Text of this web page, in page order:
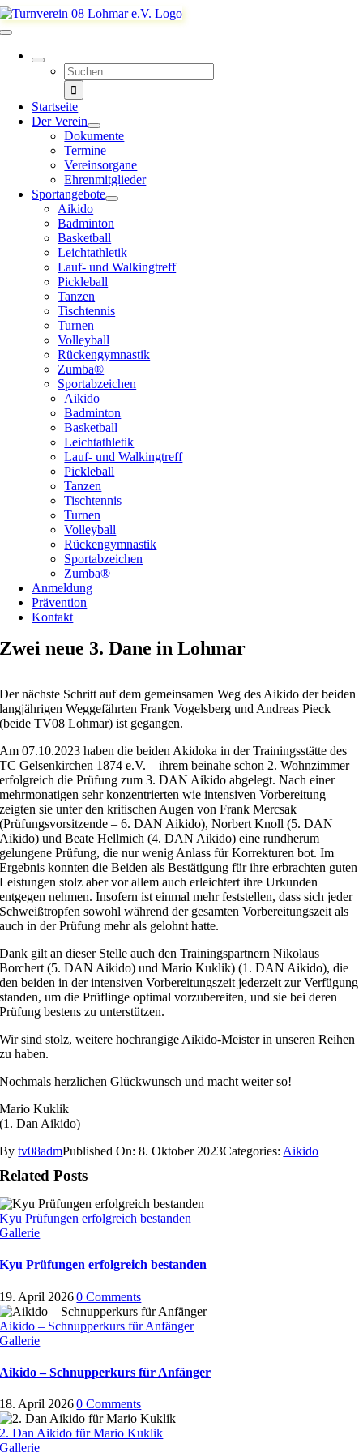
Zum
Inhalt
Toggle
Suche
nach:
Startseite
Der Verein
Dokumente
Termine
Vereinsorgane
Ehrenmitglieder
Sportangebote
Aikido
Badminton
Basketball
Leichtathletik
Lauf- und Walkingtreff
Pickleball
Tanzen
Tischtennis
Turnen
Volleyball
Rückengymnastik
Zumba®
Sportabzeichen
Aikido
Badminton
Basketball
Leichtathletik
Lauf- und Walkingtreff
Pickleball
Tanzen
Tischtennis
Turnen
Volleyball
Rückengymnastik
Sportabzeichen
Zumba®
Anmeldung
Prävention
Kontakt
Zwei neue 3. Dane in Lohmar
Der nächste Schritt auf dem gemeinsamen Weg des Aikido der beiden
langjährigen Weggefährten Frank Vogelsberg und Andreas Pieck
(beide TV08 Lohmar) ist gegangen.
Am 07.10.2023 haben die beiden Akidoka in der Trainingsstätte des
TC Gelsenkirchen 1874 e.V. – ihrem beinahe schon 2. Wohnzimmer –
erfolgreich die Prüfung zum 3. DAN Aikido abgelegt. Nach einer
mehrmonatigen sehr konzentrierten wie intensiven Vorbereitung
zeigten sie unter den kritischen Augen von Frank Mercsak
(Prüfungsvorsitzende – 6. DAN Aikido), Norbert Knoll (5. DAN
Aikido) und Beate Hellmich (4. DAN Aikido) eine rundherum
gelungene Prüfung, die nur wenig Anlass für Korrekturen bot. Im
Ergebnis konnten die Beiden als Bestätigung für ihre erbrachten guten
Leistungen stolz aber vor allem auch erleichtert ihre Urkunden
entgegen nehmen. Insofern ist einmal mehr feststellen, dass sich jeder
Schweißtropfen sowohl während der gesamten Vorbereitungszeit als
auch in der Prüfung mehr als gelohnt hatte.
Dank gilt an dieser Stelle auch den Trainingspartnern Nikolaus
Borchert (5. DAN Aikido) und Mario Kuklik) (1. DAN Aikido), die
den beiden in der intensiven Vorbereitungszeit jederzeit zur Verfügung
standen, um die Prüflinge optimal vorzubereiten, und sie bei deren
Prüfung bestens zu unterstützen.
Wir sind stolz, weitere hochrangige Aikido-Meister in unseren Reihen
zu haben.
Nochmals herzlichen Glückwunsch und macht weiter so!
Mario Kuklik
(1. Dan Aikido)
Bytv08admPublished On: 8. Oktober 2023Categories: Aikido
Related Posts
Kyu Prüfungen erfolgreich bestanden
Gallerie
Kyu Prüfungen erfolgreich bestanden
19. April 2026|0 Comments
Aikido – Schnupperkurs für Anfänger
Gallerie
Aikido – Schnupperkurs für Anfänger
18. April 2026|0 Comments
2. Dan Aikido für Mario Kuklik
Gallerie